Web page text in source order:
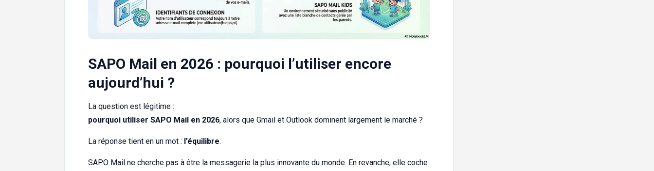
SAPO Mail en 2026 : pourquoi l’utiliser encore
aujourd’hui ?
La question est légitime :
pourquoi utiliser SAPO Mail en 2026, alors que Gmail et Outlook dominent largement le marché ?
La réponse tient en un mot : l’équilibre.
SAPO Mail ne cherche pas à être la messagerie la plus innovante du monde. En revanche, elle coche